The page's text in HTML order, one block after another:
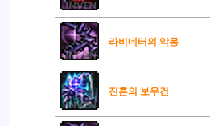
라비네터의 악몽
진혼의 보우건